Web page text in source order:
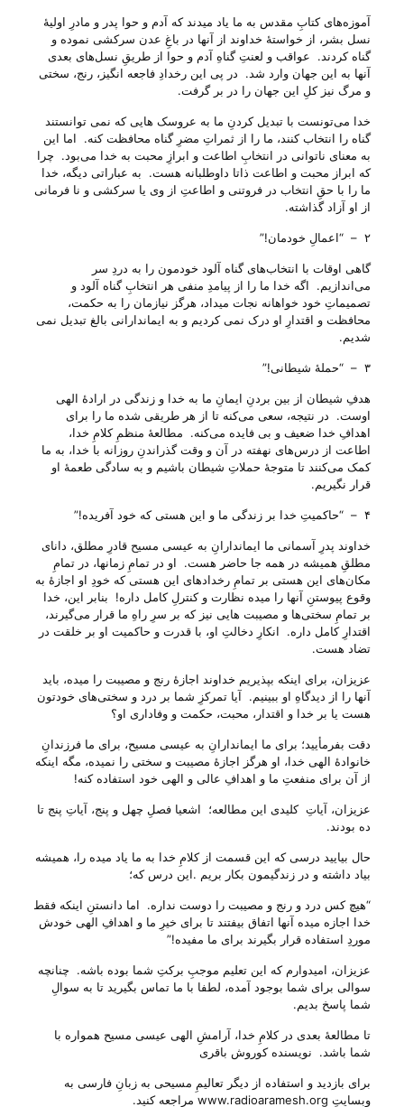
آموزه‌های کتابِ مقدس به ما یاد میدند که آدم و حوا پدر و مادرِ اولیهٔ
نسل بشر، از خواستهٔ خداوند از آنها در باغِ عدن سرکشی نموده و
گناه کردند. عواقب و لعنتِ گناهِ آدم و حوا از طریقِ نسل‌های بعدی
آنها به این جهان وارد شد. در پی این رخدادِ فاجعه انگیز، رنج، سختی
و مرگ نیز کلِ این جهان را در بر گرفت.
خدا می‌‌تونست با تبدیل کردنِ ما به عروسک هایی که نمی توانستند
گناه را انتخاب کنند، ما را از ثمراتِ مضرِ گناه محافظت کنه. اما این
به معنای ناتوانی در انتخابِ اطاعت و ابرازِ محبت به خدا می‌‌بود. چرا
که ابراز محبت و اطاعت ذاتا داوطلبانه هست. به عباراتی دیگه، خدا
ما را با حقِ انتخاب در فروتنی و اطاعتِ از وی یا سرکشی و نا فرمانی
از او آزاد گذاشته.
۲ – “اعمالِ خودمان!”
گاهی اوقات با انتخاب‌های گناه آلود خودمون را به دردِ سر
می‌‌اندازیم. اگه خدا ما را از پیامدِ منفی هر انتخابِ گناه آلود و
تصمیماتِ خود خواهانه نجات میداد، هرگز نیازمان را به حکمت،
محافظت و اقتدارِ او درک نمی کردیم و به ایماندارانی بالغ تبدیل نمی
شدیم.
۳ – “حملهٔ شیطانی!”
هدفِ شیطان از بین بردنِ ایمانِ ما به خدا و زندگی در ارادهٔ الهی
اوست. در نتیجه، سعی می‌‌کنه تا از هر طریقی شده ما را برای
اهدافِ خدا ضعیف و بی‌ فایده می‌‌کنه. مطالعهٔ منظمِ کلامِ خدا،
اطاعت از درس‌های نهفته در آن و وقت گذراندنِ روزانه با خدا، به ما
کمک می‌‌کنند تا متوجهٔ حملاتِ شیطان باشیم و به سادگی طعمهٔ او
قرار نگیریم.
۴ – “حاکمیتِ خدا بر زندگی ما و این هستی‌ که خود آفریده!”
خداوند پدرِ آسمانی ما ایماندارانِ به عیسی مسیح قادرِ مطلق، دانای
مطلقِ همیشه در همه جا حاضر هست. او در تمامِ زمانها، در تمامِ
مکان‌های این هستی‌ بر تمامِ رخداد‌های این هستی‌ که خودِ او اجازهٔ به
وقوع پیوستنِ آنها را میده نظارت و کنترلِ کامل داره! بنابر این، خدا
بر تمامِ سختی‌ها و مصیبت هایی نیز که بر سرِ راهِ ما قرار می‌‌گیرند،
اقتدارِ کامل داره. انکارِ دخالتِ او، با قدرت و حاکمیت او بر خلقت در
تضاد هست.
عزیزان، برای اینکه بپذیریم خداوند اجازهٔ رنج و مصیبت را میده، باید
آنها را از دیدگاهِ او ببینیم. آیا تمرکزِ شما بر درد و سختی‌های خودتون
هست یا بر خدا و اقتدار، محبت، حکمت و وفاداری او؟
دقت بفرمأیید؛ برای ما ایماندارانِ به عیسی مسیح، برای ما فرزندانِ
خانوادهٔ الهی خدا، او هرگز اجازهٔ مصیبت و سختی را نمیده، مگه اینکه
از آن برای منفعتِ ما و اهدافِ عالی و الهی خود استفاده کنه!
عزیزان، آیاتِ کلیدی این مطالعه؛ اشعیا فصلِ چهل و پنج، آیاتِ پنج تا
ده بودند.
حال بیایید درسی که این قسمت از کلامِ خدا به ما یاد میده را، همیشه
بیاد داشته و در زندگیمون بکار بریم .این درس که؛
“هیچ کس درد و رنج و مصیبت را دوست نداره. اما دانستنِ اینکه فقط
خدا اجازه میده آنها اتفاق بیفتند تا برای خیرِ ما و اهدافِ الهی خودش
موردِ استفاده قرار بگیرند برای ما مفیده!”
عزیزان، امیدوارم که این تعلیم موجبِ برکتِ شما بوده باشه. چنانچه
سوالی برای شما بوجود آمده، لطفا با ما تماس بگیرید تا به سوالِ
شما پاسخ بدیم.
تا مطالعهٔ بعدی در کلامِ خدا، آرامشِ الهی عیسی مسیح همواره با
شما باشد. نویسنده کوروش باقری
برای بازدید و استفاده از دیگر تعالیمِ مسیحی به زبانِ فارسی به
وبسایتِ www.radioaramesh.org مراجعه کنید.